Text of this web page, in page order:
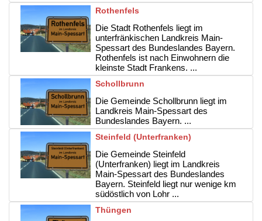
Rothenfels
Die Stadt Rothenfels liegt im
unterfränkischen Landkreis Main-
Spessart des Bundeslandes Bayern.
Rothenfels ist nach Einwohnern die
kleinste Stadt Frankens. ...
Schollbrunn
Die Gemeinde Schollbrunn liegt im
Landkreis Main-Spessart des
Bundeslandes Bayern. ...
Steinfeld (Unterfranken)
Die Gemeinde Steinfeld
(Unterfranken) liegt im Landkreis
Main-Spessart des Bundeslandes
Bayern. Steinfeld liegt nur wenige km
südöstlich von Lohr ...
Thüngen